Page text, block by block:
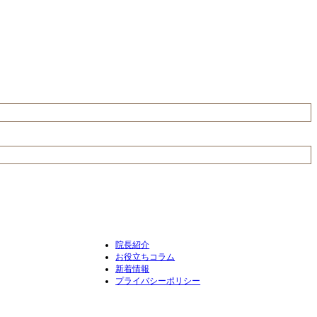
院長紹介
お役立ちコラム
新着情報
プライバシーポリシー